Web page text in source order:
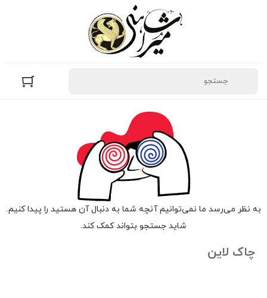
به نظر می‌رسد ما نمی‌توانیم آنچه شما به دنبال آن هستید را پیدا کنیم.
شاید جستجو بتواند کمک کند.
چاک لاین